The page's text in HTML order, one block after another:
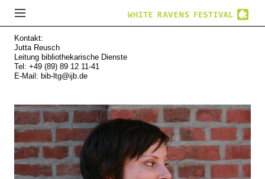
Kontakt:
Jutta Reusch
Leitung bibliothekarische Dienste
Tel: +49 (89) 89 12 11-41
E-Mail: bib-ltg@ijb.de